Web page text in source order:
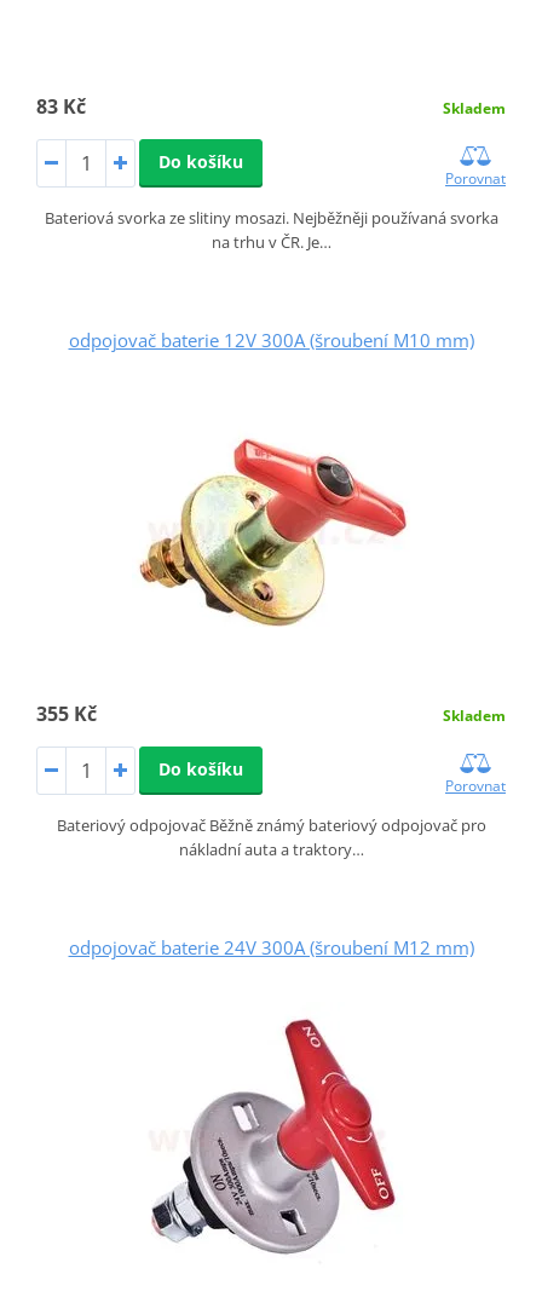
83 Kč Skladem
Do košíku
Porovnat
Bateriová svorka ze slitiny mosazi. Nejběžněji používaná svorka
na trhu v ČR. Je…
odpojovač baterie 12V 300A (šroubení M10 mm)
355 Kč Skladem
Do košíku
Porovnat
Bateriový odpojovač Běžně známý bateriový odpojovač pro
nákladní auta a traktory…
odpojovač baterie 24V 300A (šroubení M12 mm)